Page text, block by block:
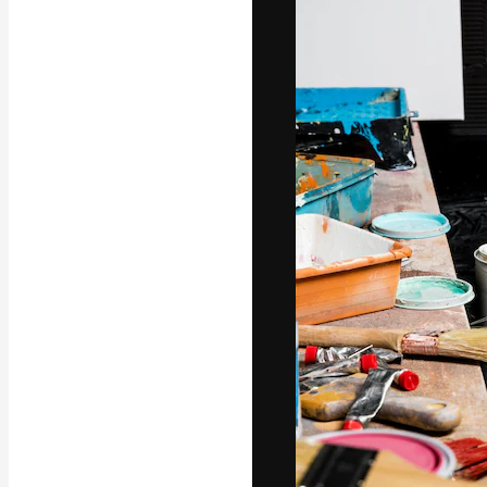
La plateforme
vos meilleurs
d’abonnés :
studios.
Français
Copyright ©